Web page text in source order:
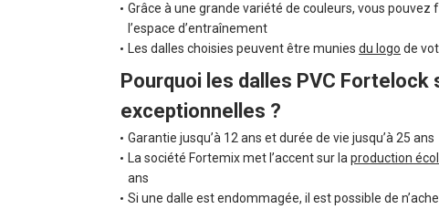
Grâce à une grande variété de couleurs, vous
l’espace d’entraînement
Les dalles choisies peuvent être munies du logo de
Pourquoi les dalles PVC Fortelock
exceptionnelles ?
Garantie jusqu’à 12 ans et durée de vie jusqu’à 25 ans
La société Fortemix met l’accent sur la production
ans
Si une dalle est endommagée, il est possible de